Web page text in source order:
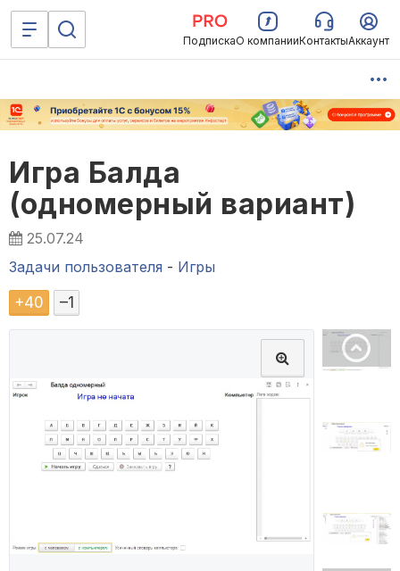
ПодпискаО компанииКонтактыАккаунт
Игра Балда
(одномерный вариант)
25.07.24
Задачи пользователя - Игры
+40 –1